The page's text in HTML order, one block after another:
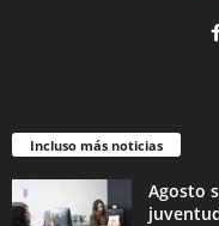
Incluso más noticias
Agosto